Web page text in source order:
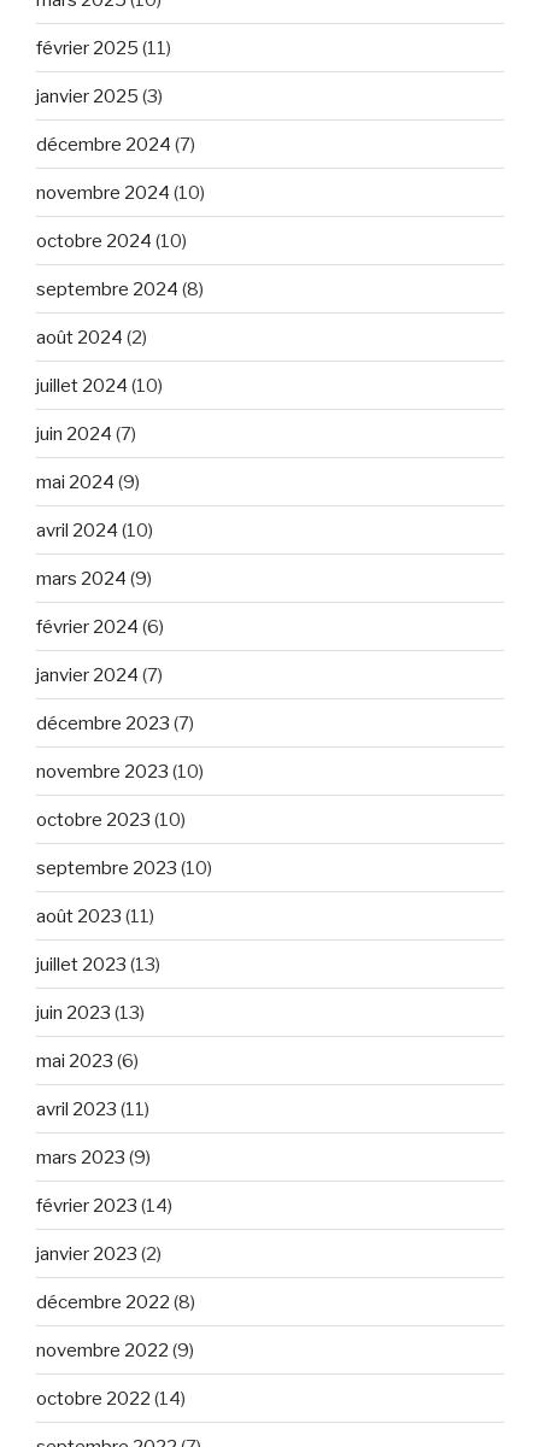
février 2025 (11)
janvier 2025 (3)
décembre 2024 (7)
novembre 2024 (10)
octobre 2024 (10)
septembre 2024 (8)
août 2024 (2)
juillet 2024 (10)
juin 2024 (7)
mai 2024 (9)
avril 2024 (10)
mars 2024 (9)
février 2024 (6)
janvier 2024 (7)
décembre 2023 (7)
novembre 2023 (10)
octobre 2023 (10)
septembre 2023 (10)
août 2023 (11)
juillet 2023 (13)
juin 2023 (13)
mai 2023 (6)
avril 2023 (11)
mars 2023 (9)
février 2023 (14)
janvier 2023 (2)
décembre 2022 (8)
novembre 2022 (9)
octobre 2022 (14)